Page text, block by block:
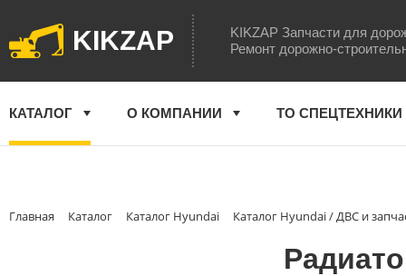
KIKZAP
KIKZAP Запчасти для
Ремонт дорожно-
КАТАЛОГ О КОМПАНИИ ТО СПЕЦТЕХНИКИ
Главная Каталог Каталог Hyundai Каталог Hyundai / ДВС и